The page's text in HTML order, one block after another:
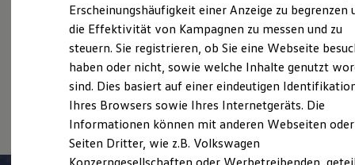
VW Connect für Ihren Amarok
VW Connect für andere Modelle
Fleet Interface Data
Multistop Pathfinder
Übersicht Software Updates
Digitales Bordbuch
Fahrerassistenz- und Sicherheitssysteme
Kontrollleuchten
Kurzfahrprofile und Ölverdünnung
Unsere Leistungenim
Überblick
Service
Erscheinungshäufigkeit einer Anzeige zu begrenzen
die Effektivität von Kampagnen zu messen und zu
steuern. Sie registrieren, ob Sie eine Webseite
haben oder nicht, sowie welche Inhalte genutzt
sind. Dies basiert auf einer eindeutigen
Ihres Browsers sowie Ihres Internetgeräts. Die
Informationen können mit anderen Webseiten oder
Seiten Dritter, wie z.B. Volkswagen
Konzerngesellschaften oder Werbetreibenden,